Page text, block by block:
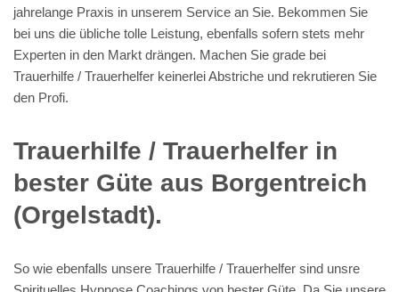
jahrelange Praxis in unserem Service an Sie. Bekommen Sie
bei uns die übliche tolle Leistung, ebenfalls sofern stets mehr
Experten in den Markt drängen. Machen Sie grade bei
Trauerhilfe / Trauerhelfer keinerlei Abstriche und rekrutieren Sie
den Profi.
Trauerhilfe / Trauerhelfer in
bester Güte aus Borgentreich
(Orgelstadt).
So wie ebenfalls unsere Trauerhilfe / Trauerhelfer sind unsre